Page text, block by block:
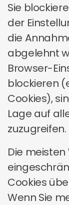
Sie
der
die
abgelehnt
Browser-
blockieren
Cookies),
Lage auf
zuzugreifen.
Die
Cookies
Wenn Sie